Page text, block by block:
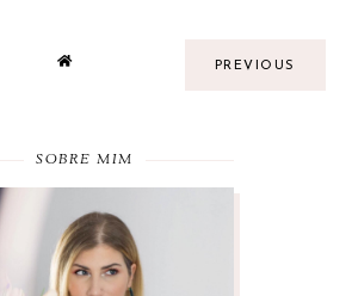
PREVIOUS
SOBRE MIM